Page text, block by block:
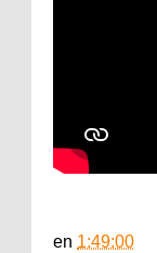
en 1:49:00